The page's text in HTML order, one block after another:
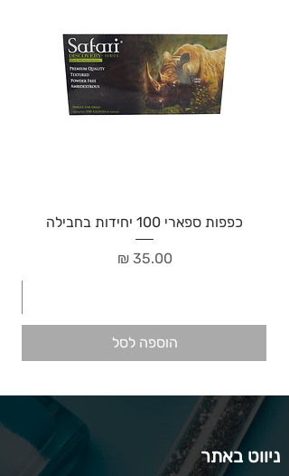
כפפות ספארי 100 יחידות בחבילה
מחיר‏35.00 ‏₪
הוספה לסל
ניווט באתר